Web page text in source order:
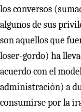
los conversos
algunos de sus
son aquellos que
loser-gordo) ha
acuerdo con el
administración) a
consumirse por la